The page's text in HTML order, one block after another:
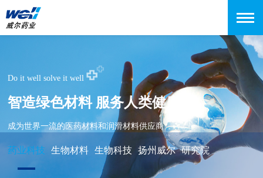
Do it well solve it well
智造绿色材料 服务人类健康
成为世界一流的医药材料和润滑材料供应商
药业科技 生物材料 生物科技 扬州威尔 研究院